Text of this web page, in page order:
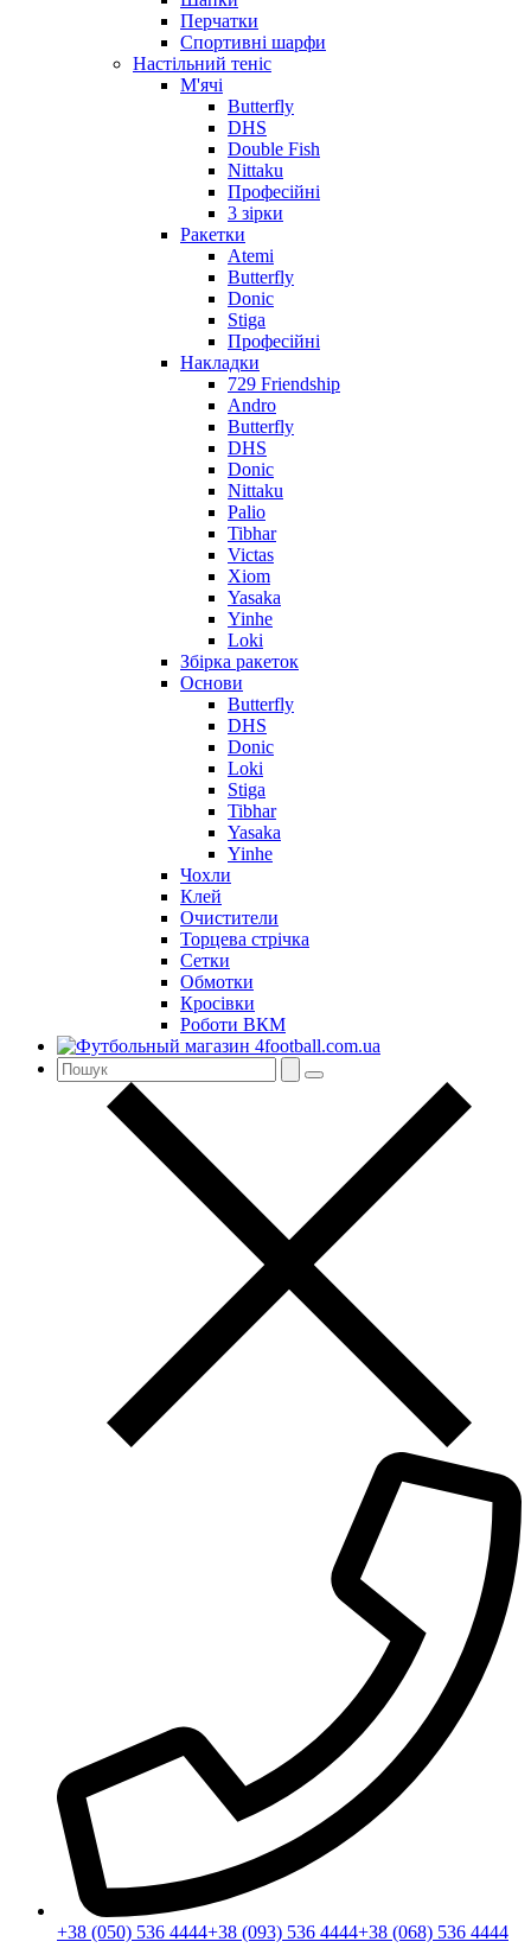
Перчатки
Спортивні шарфи
Настільний теніс
М'ячі
Butterfly
DHS
Double Fish
Nittaku
Професійні
3 зірки
Ракетки
Atemi
Butterfly
Donic
Stiga
Професійні
Накладки
729 Friendship
Andro
Butterfly
DHS
Donic
Nittaku
Palio
Tibhar
Victas
Xiom
Yasaka
Yinhe
Loki
Збірка ракеток
Основи
Butterfly
DHS
Donic
Loki
Stiga
Tibhar
Yasaka
Yinhe
Чохли
Клей
Очистители
Торцева стрічка
Сетки
Обмотки
Кросівки
Роботи ВКМ
+38 (050) 536 4444+38 (093) 536 4444+38 (068) 536 4444